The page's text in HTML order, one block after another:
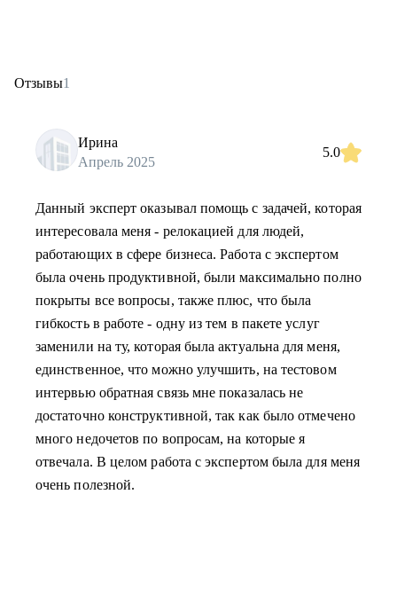
Отзывы1
Ирина
Апрель 2025
5.0
Данный эксперт оказывал помощь с задачей, которая
интересовала меня - релокацией для людей,
работающих в сфере бизнеса. Работа с экспертом
была очень продуктивной, были максимально полно
покрыты все вопросы, также плюс, что была
гибкость в работе - одну из тем в пакете услуг
заменили на ту, которая была актуальна для меня,
единственное, что можно улучшить, на тестовом
интервью обратная связь мне показалась не
достаточно конструктивной, так как было отмечено
много недочетов по вопросам, на которые я
отвечала. В целом работа с экспертом была для меня
очень полезной.